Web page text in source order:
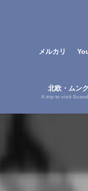
メルカリ
北欧・ムン
A trip to visit